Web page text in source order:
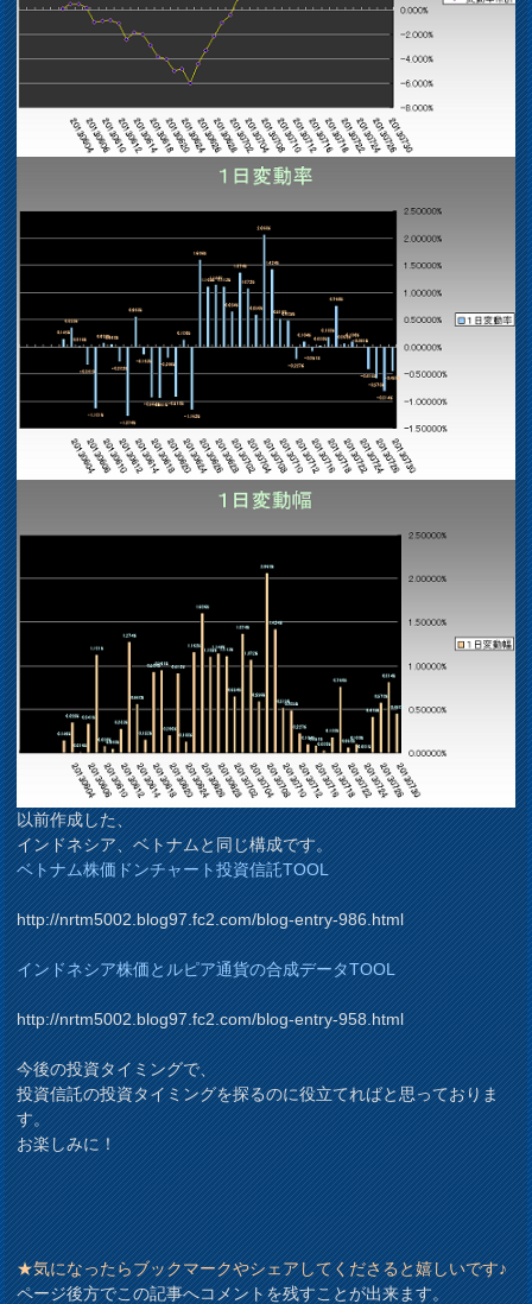
以前作成した、
インドネシア、ベトナムと同じ構成です。
ベトナム株価ドンチャート投資信託TOOL
http://nrtm5002.blog97.fc2.com/blog-entry-986.html
インドネシア株価とルピア通貨の合成データTOOL
http://nrtm5002.blog97.fc2.com/blog-entry-958.html
今後の投資タイミングで、
投資信託の投資タイミングを探るのに役立てればと思っておりま
す。
お楽しみに！
★気になったらブックマークやシェアしてくださると嬉しいです♪
ページ後方でこの記事へコメントを残すことが出来ます。